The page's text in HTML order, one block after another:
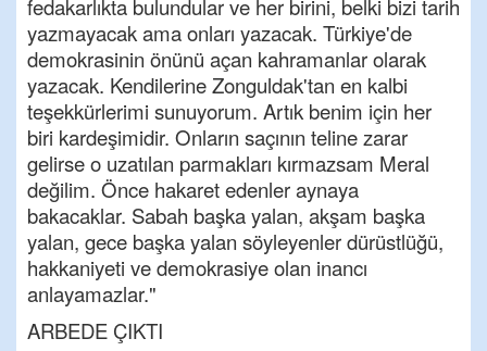
fedakarlıkta bulundular ve her birini, belki bizi tarih
yazmayacak ama onları yazacak. Türkiye'de
demokrasinin önünü açan kahramanlar olarak
yazacak. Kendilerine Zonguldak'tan en kalbi
teşekkürlerimi sunuyorum. Artık benim için her
biri kardeşimidir. Onların saçının teline zarar
gelirse o uzatılan parmakları kırmazsam Meral
değilim. Önce hakaret edenler aynaya
bakacaklar. Sabah başka yalan, akşam başka
yalan, gece başka yalan söyleyenler dürüstlüğü,
hakkaniyeti ve demokrasiye olan inancı
anlayamazlar."
ARBEDE ÇIKTI